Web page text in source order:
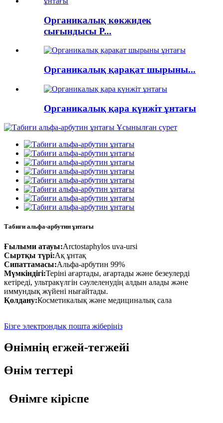
Органикалық көкжидек
сығындысы P...
Органикалық қарақат шырыны...
Органикалық қара күнжіт ұнтағы
Табиғи альфа-арбутин ұнтағы
Ғылыми атауы:Arctostaphylos uva-ursi
Сыртқы түрі:Ақ ұнтақ
Сипаттамасы:Альфа-арбутин 99%
Мүмкіндігі:Теріні ағартады, ағартады және безеулерді
кетіреді, ультракүлгін сәулеленудің алдын алады және
иммундық жүйені нығайтады.
Қолдану:Косметикалық және медициналық сала
Бізге электрондық пошта жіберіңіз
Өнімнің егжей-тегжейі
Өнім тегтері
Өнімге кіріспе